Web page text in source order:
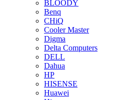
BLOODY
Benq
CHiQ
Cooler Master
Digma
Delta Computers
DELL
Dahua
HP
HISENSE
Huawei